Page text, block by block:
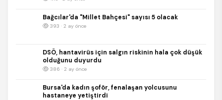
Bağcılar'da "Millet Bahçesi" sayısı 5 olacak
393 · 2 ay önce
DSÖ, hantavirüs için salgın riskinin hala çok düşük
olduğunu duyurdu
386 · 2 ay önce
Bursa'da kadın şoför, fenalaşan yolcusunu
hastaneye yetiştirdi